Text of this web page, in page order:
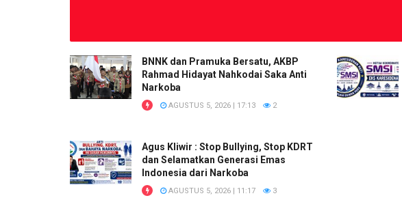
BNNK dan Pramuka Bersatu, AKBP
Rahmad Hidayat Nahkodai Saka Anti
Narkoba
AGUSTUS 5, 2026 | 17:13 2
Agus Kliwir : Stop Bullying, Stop KDRT
dan Selamatkan Generasi Emas
Indonesia dari Narkoba
AGUSTUS 5, 2026 | 11:17 3